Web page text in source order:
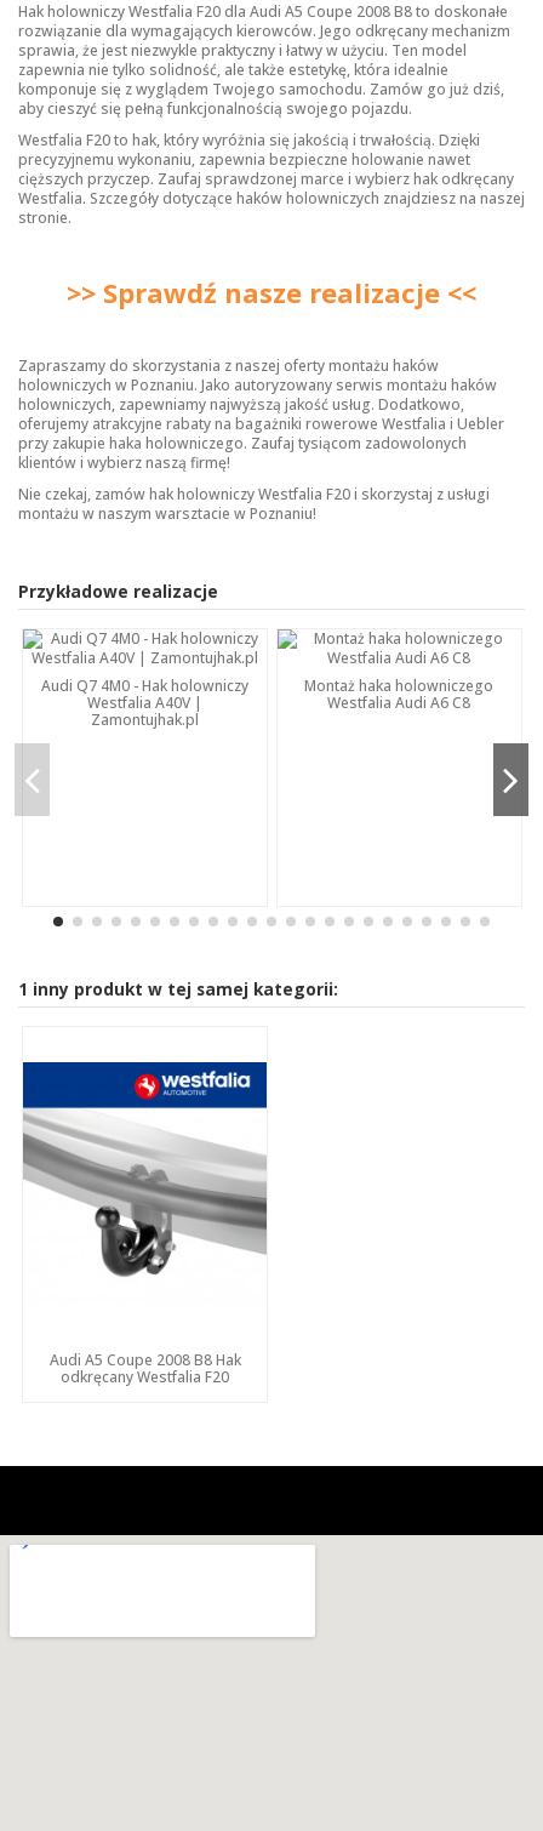
Hak holowniczy Westfalia F20 dla Audi A5 Coupe 2008 B8 to doskonałe
rozwiązanie dla wymagających kierowców. Jego odkręcany mechanizm
sprawia, że jest niezwykle praktyczny i łatwy w użyciu. Ten model
zapewnia nie tylko solidność, ale także estetykę, która idealnie
komponuje się z wyglądem Twojego samochodu. Zamów go już dziś,
aby cieszyć się pełną funkcjonalnością swojego pojazdu.
Westfalia F20 to hak, który wyróżnia się jakością i trwałością. Dzięki
precyzyjnemu wykonaniu, zapewnia bezpieczne holowanie nawet
cięższych przyczep. Zaufaj sprawdzonej marce i wybierz hak odkręcany
Westfalia. Szczegóły dotyczące haków holowniczych znajdziesz na naszej
stronie.
>> Sprawdź nasze realizacje <<
Zapraszamy do skorzystania z naszej oferty montażu haków
holowniczych w Poznaniu. Jako autoryzowany serwis montażu haków
holowniczych, zapewniamy najwyższą jakość usług. Dodatkowo,
oferujemy atrakcyjne rabaty na bagażniki rowerowe Westfalia i Uebler
przy zakupie haka holowniczego. Zaufaj tysiącom zadowolonych
klientów i wybierz naszą firmę!
Nie czekaj, zamów hak holowniczy Westfalia F20 i skorzystaj z usługi
montażu w naszym warsztacie w Poznaniu!
Przykładowe realizacje
Audi Q7 4M0 - Hak holowniczy
Westfalia A40V |
Zamontujhak.pl
Montaż haka holowniczego
Westfalia Audi A6 C8
1 inny produkt w tej samej kategorii:
Audi A5 Coupe 2008 B8 Hak
odkręcany Westfalia F20